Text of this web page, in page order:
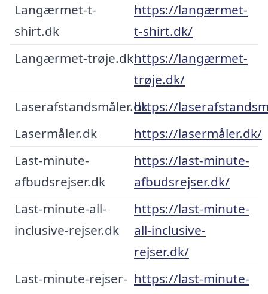
Langærmet-t-
shirt.dk
https://langærmet-
t-shirt.dk/
Langærmet-trøje.dkhttps://langærmet-
trøje.dk/
Laserafstandsmåler.dkhttps://
Lasermåler.dk
https://lasermåler.dk/
Last-minute-
afbudsrejser.dk
https://last-minute-
afbudsrejser.dk/
Last-minute-all-
inclusive-rejser.dk
https://last-minute-
all-inclusive-
rejser.dk/
Last-minute-rejser- https://last-minute-